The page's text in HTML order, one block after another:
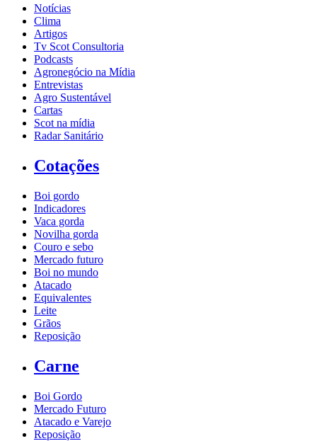
Notícias
Clima
Artigos
Tv Scot Consultoria
Podcasts
Agronegócio na Mídia
Entrevistas
Agro Sustentável
Cartas
Scot na mídia
Radar Sanitário
Cotações
Boi gordo
Indicadores
Vaca gorda
Novilha gorda
Couro e sebo
Mercado futuro
Boi no mundo
Atacado
Equivalentes
Leite
Grãos
Reposição
Carne
Boi Gordo
Mercado Futuro
Atacado e Varejo
Reposição